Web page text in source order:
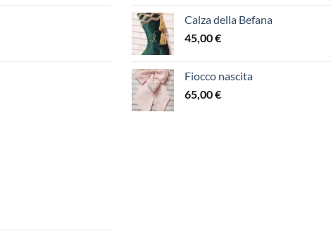
Calza della Befana
45,00€
Fiocco nascita
65,00€